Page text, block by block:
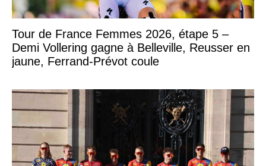
Tour de France Femmes 2026, étape 5 –
Demi Vollering gagne à Belleville, Reusser en
jaune, Ferrand-Prévot coule